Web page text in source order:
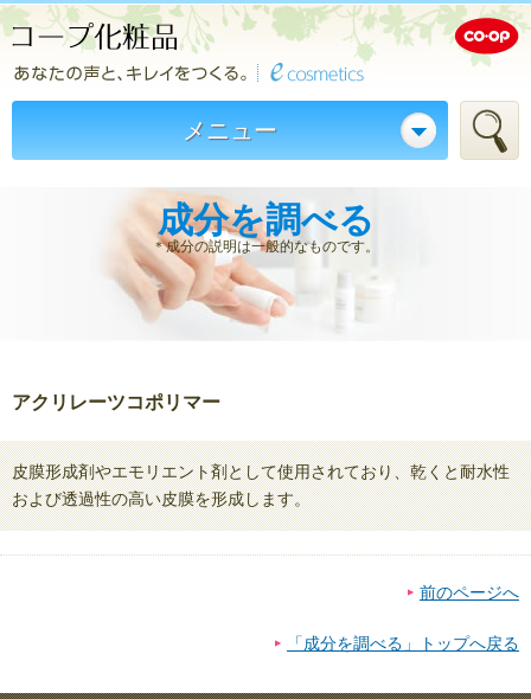
メニュー
成分を調べる
＊成分の説明は一般的なものです。
アクリレーツコポリマー
皮膜形成剤やエモリエント剤として使用されており、乾くと耐水性
および透過性の高い皮膜を形成します。
前のページへ
「成分を調べる」トップへ戻る